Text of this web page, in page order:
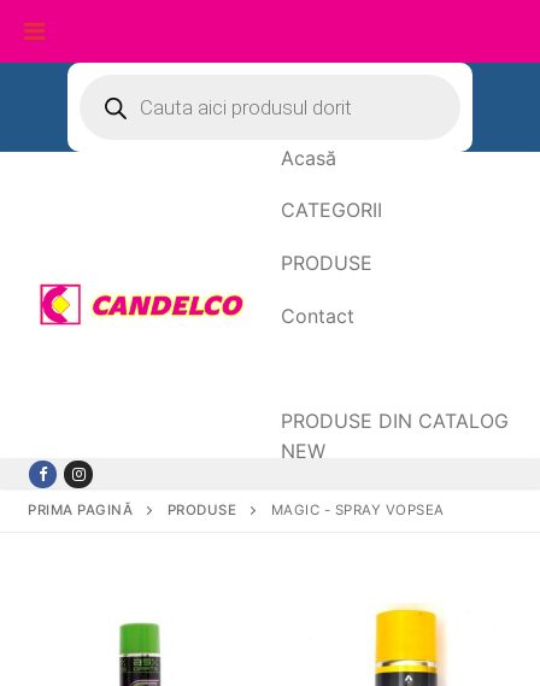
conținut
search
Acasă
CATEGORII
PRODUSE
Contact
PRODUSE DIN CATALOG
NEW
PRIMA PAGINĂ PRODUSE MAGIC - SPRAY VOPSEA